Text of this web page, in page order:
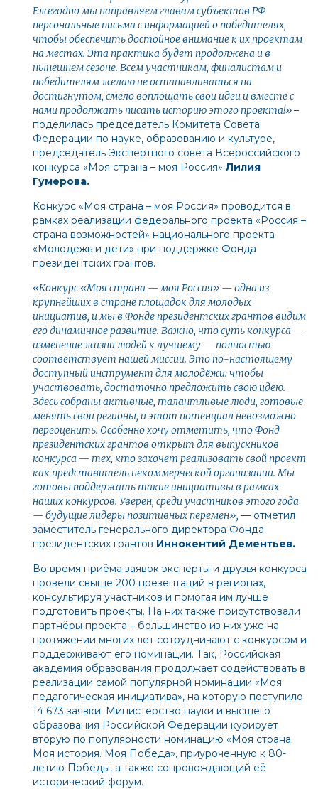
Ежегодно мы направляем главам субъектов РФ
персональные письма с информацией о победителях,
чтобы обеспечить достойное внимание к их проектам
на местах. Эта практика будет продолжена и в
нынешнем сезоне. Всем участникам, финалистам и
победителям желаю не останавливаться на
достигнутом, смело воплощать свои идеи и вместе с
нами продолжать писать историю этого проекта!»–
поделилась председатель Комитета Совета
Федерации по науке, образованию и культуре,
председатель Экспертного совета Всероссийского
конкурса «Моя страна – моя Россия» Лилия
Гумерова.
Конкурс «Моя страна – моя Россия» проводится в
рамках реализации федерального проекта «Россия –
страна возможностей» национального проекта
«Молодёжь и дети» при поддержке Фонда
президентских грантов.
«Конкурс «Моя страна — моя Россия» — одна из
крупнейших в стране площадок для молодых
инициатив, и мы в Фонде президентских грантов видим
его динамичное развитие. Важно, что суть конкурса —
изменение жизни людей к лучшему — полностью
соответствует нашей миссии. Это по-настоящему
доступный инструмент для молодёжи: чтобы
участвовать, достаточно предложить свою идею.
Здесь собраны активные, талантливые люди, готовые
менять свои регионы, и этот потенциал невозможно
переоценить. Особенно хочу отметить, что Фонд
президентских грантов открыт для выпускников
конкурса — тех, кто захочет реализовать свой проект
как представитель некоммерческой организации. Мы
готовы поддержать такие инициативы в рамках
наших конкурсов. Уверен, среди участников этого года
— будущие лидеры позитивных перемен», — отметил
заместитель генерального директора Фонда
президентских грантов Иннокентий Дементьев.
Во время приёма заявок эксперты и друзья конкурса
провели свыше 200 презентаций в регионах,
консультируя участников и помогая им лучше
подготовить проекты. На них также присутствовали
партнёры проекта – большинство из них уже на
протяжении многих лет сотрудничают с конкурсом и
поддерживают его номинации. Так, Российская
академия образования продолжает содействовать в
реализации самой популярной номинации «Моя
педагогическая инициатива», на которую поступило
14 673 заявки. Министерство науки и высшего
образования Российской Федерации курирует
вторую по популярности номинацию «Моя страна.
Моя история. Моя Победа», приуроченную к 80-
летию Победы, а также сопровождающий её
исторический форум.